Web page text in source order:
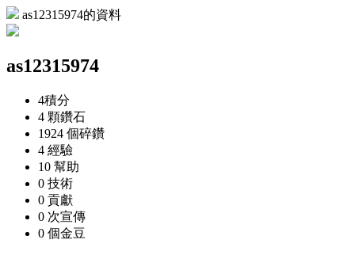
as12315974的資料
as12315974
4積分
4 顆鑽石
1924 個碎鑽
4 經驗
10 幫助
0 技術
0 貢獻
0 次宣傳
0 個金豆